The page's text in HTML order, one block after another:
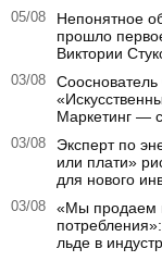
05/08
Непонятное
прошло
Виктории
03/08
Маркетинг —
03/08
Эксперт по
или плати»
для нового
03/08
«Мы продаем
льде в